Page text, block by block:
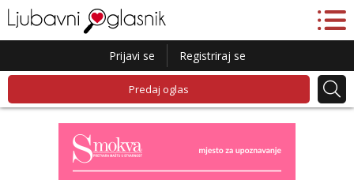
Prijavi se Registriraj se
Predaj oglas